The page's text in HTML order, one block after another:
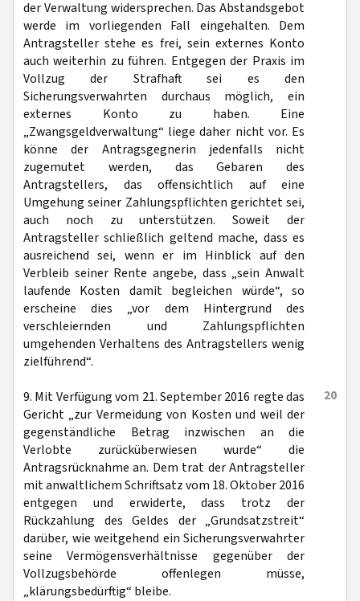
der Verwaltung widersprechen. Das Abstandsgebot
werde im vorliegenden Fall eingehalten. Dem
Antragsteller stehe es frei, sein externes Konto
auch weiterhin zu führen. Entgegen der Praxis im
Vollzug der Strafhaft sei es den
Sicherungsverwahrten durchaus möglich, ein
externes Konto zu haben. Eine
„Zwangsgeldverwaltung“ liege daher nicht vor. Es
könne der Antragsgegnerin jedenfalls nicht
zugemutet werden, das Gebaren des
Antragstellers, das offensichtlich auf eine
Umgehung seiner Zahlungspflichten gerichtet sei,
auch noch zu unterstützen. Soweit der
Antragsteller schließlich geltend mache, dass es
ausreichend sei, wenn er im Hinblick auf den
Verbleib seiner Rente angebe, dass „sein Anwalt
laufende Kosten damit begleichen würde“, so
erscheine dies „vor dem Hintergrund des
verschleiernden und Zahlungspflichten
umgehenden Verhaltens des Antragstellers wenig
zielführend“.
20
9. Mit Verfügung vom 21. September 2016 regte das
Gericht „zur Vermeidung von Kosten und weil der
gegenständliche Betrag inzwischen an die
Verlobte zurücküberwiesen wurde“ die
Antragsrücknahme an. Dem trat der Antragsteller
mit anwaltlichem Schriftsatz vom 18. Oktober 2016
entgegen und erwiderte, dass trotz der
Rückzahlung des Geldes der „Grundsatzstreit“
darüber, wie weitgehend ein Sicherungsverwahrter
seine Vermögensverhältnisse gegenüber der
Vollzugsbehörde offenlegen müsse,
„klärungsbedürftig“ bleibe.